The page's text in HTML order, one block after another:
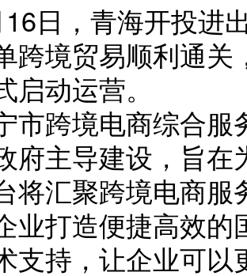
，青海开投进出
跨境贸易顺利通
启动运营。
跨境电商综合服
府主导建设，旨
将汇聚跨境电商
业打造便捷高效
支持，让企业可